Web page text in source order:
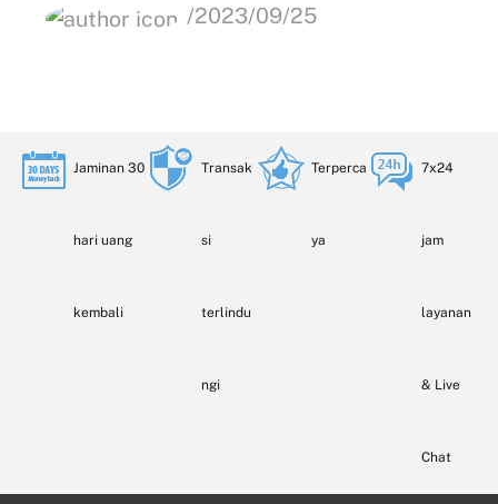
/2023/09/25
Jaminan 30
hari uang
kembali
Transak
si
terlindu
ngi
Terperca
ya
7x24
jam
layanan
& Live
Chat